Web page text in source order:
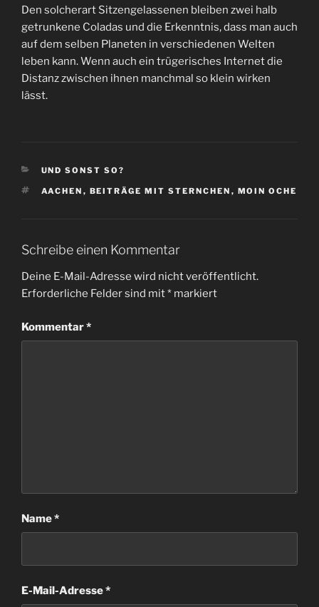
Den solcherart Sitzengelassenen bleiben zwei halb
getrunkene Coladas und die Erkenntnis, dass man auch
auf dem selben Planeten in verschiedenen Welten
leben kann. Wenn auch ein trügerisches Internet die
Distanz zwischen ihnen manchmal so klein wirken
lässt.
KATEGORIEN
UND SONST SO?
SCHLAGWÖRTER
AACHEN , BEITRÄGE MIT STERNCHEN , MOIN OCHE
Schreibe einen Kommentar
Deine E-Mail-Adresse wird nicht veröffentlicht.
Erforderliche Felder sind mit* markiert
Kommentar*
Name*
E-Mail-Adresse*